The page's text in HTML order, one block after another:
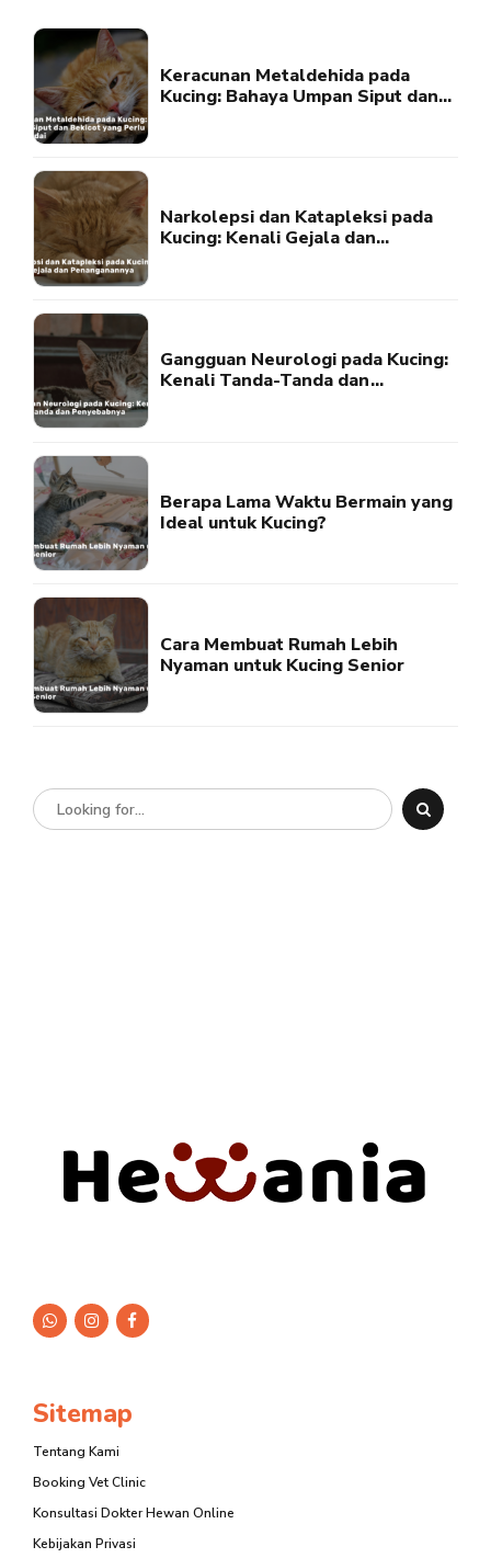
Keracunan Metaldehida pada
Kucing: Bahaya Umpan Siput dan
Narkolepsi dan Katapleksi pada
Kucing: Kenali Gejala dan
Gangguan Neurologi pada Kucing:
Kenali Tanda-Tanda dan
Berapa Lama Waktu Bermain yang
Ideal untuk Kucing?
Cara Membuat Rumah Lebih
Nyaman untuk Kucing Senior
Sitemap
Tentang Kami
Booking Vet Clinic
Konsultasi Dokter Hewan Online
Kebijakan Privasi